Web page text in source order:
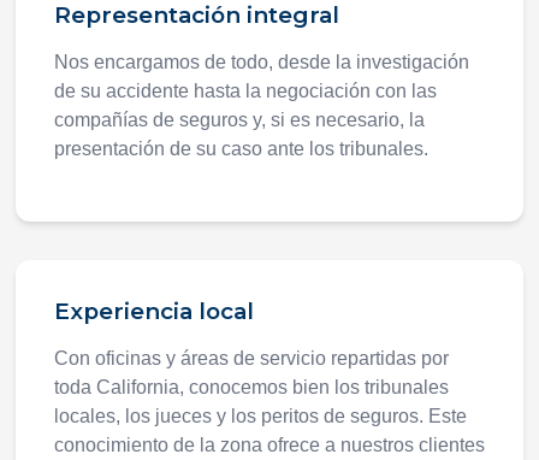
Representación integral
Nos encargamos de todo, desde la investigación
de su accidente hasta la negociación con las
compañías de seguros y, si es necesario, la
presentación de su caso ante los tribunales.
Experiencia local
Con oficinas y áreas de servicio repartidas por
toda California, conocemos bien los tribunales
locales, los jueces y los peritos de seguros. Este
conocimiento de la zona ofrece a nuestros clientes